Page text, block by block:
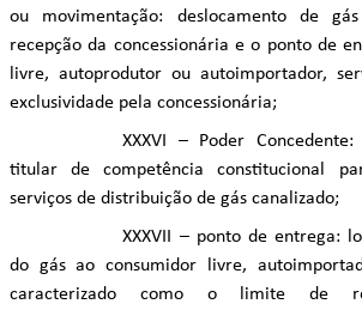
ou movimentação: deslocamento de
recepção da concessionária e o ponto de
livre, autoprodutor ou autoimportador,
exclusividade pela concessionária;
XXXVI – Poder
titular de competência constitucional
serviços de distribuição de gás canalizado;
XXXVII – ponto de entrega:
do gás ao consumidor livre,
caracterizado como o limite de